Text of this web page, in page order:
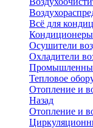
Всё для
Кондиционеры
Осушители
Охладители
Тепловое
Отопление и
Назад
Отопление и